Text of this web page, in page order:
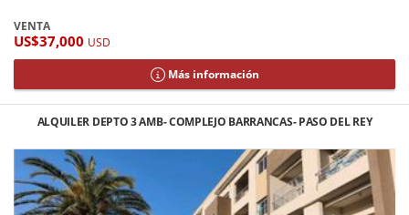
VENTA
US$37,000 USD
Más información
ALQUILER DEPTO 3 AMB- COMPLEJO BARRANCAS- PASO DEL REY